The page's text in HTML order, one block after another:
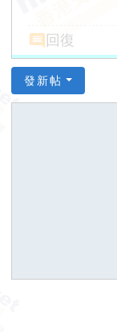
回復
發新帖